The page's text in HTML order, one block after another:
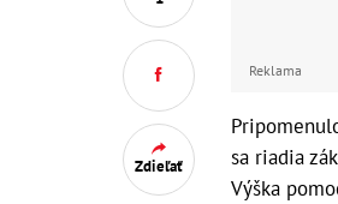
Zdieľať
Reklama
sa riadia
Výška